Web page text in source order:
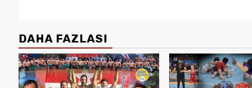
DAHA FAZLASI